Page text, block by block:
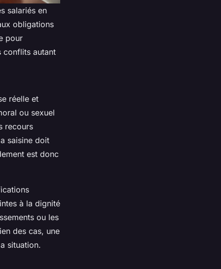
salariés en
obligations
pour
conflits autant
réelle et
ou sexuel
recours
saisine doit
est donc
à la dignité
ou les
des cas, une
situation.